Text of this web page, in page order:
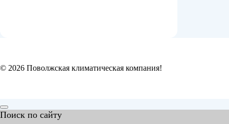
© 2026 Поволжская климатическая компания!
Поиск по сайту